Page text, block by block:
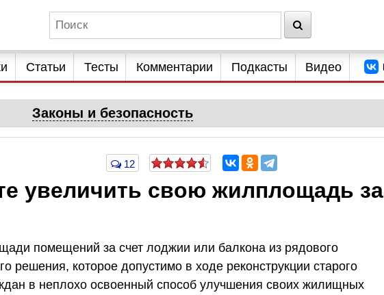
Статьи Тесты Комментарии Подкасты Видео
Законы и безопасность
12
увеличить свою жилплощадь за
помещений за счет лоджии или балкона из рядового
решения, которое допустимо в ходе реконструкции старого
в неплохо освоенный способ улучшения своих жилищных